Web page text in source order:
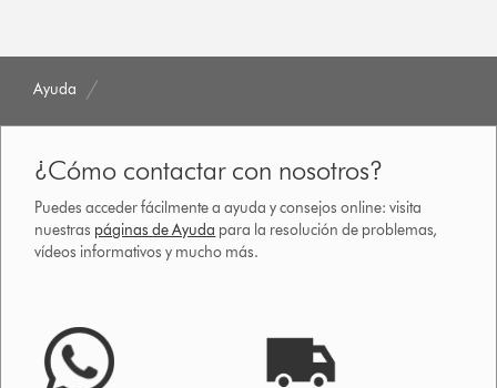
Ayuda
¿Cómo contactar con nosotros?
Puedes acceder fácilmente a ayuda y consejos online: visita
nuestras páginas de Ayuda para la resolución de problemas,
vídeos informativos y mucho más.